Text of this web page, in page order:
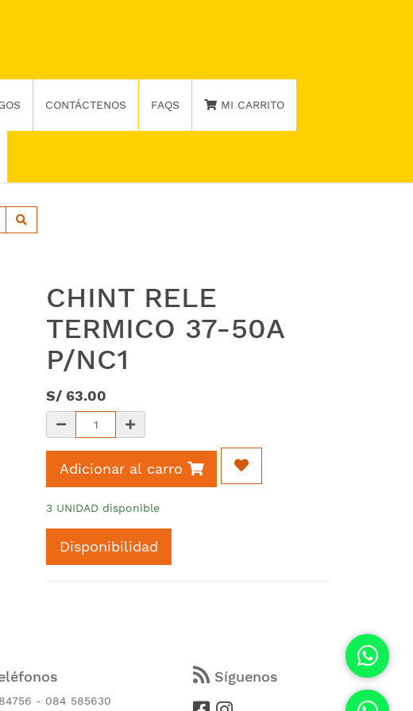
CONTÁCTENOS FAQS MI CARRITO
CHINT RELE
TERMICO 37-50A
P/NC1
S/ 63.00
Adicionar al carro
3 UNIDAD disponible
Disponibilidad
- 084 585630
Síguenos